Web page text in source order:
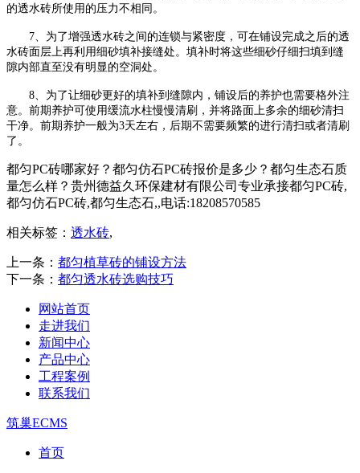
的透水砖所使用的压力不相同。
7、为了增强透水砖之间的连锁与紧密度，可在铺设完成之后的透
水砖面层上再利用细砂填补接缝处。填补时将这些细砂仔细扫填到缝
隙内部直至没有明显的空洞处。
8、为了让细砂更好的填补到缝隙内，铺设后的养护也需要格外注
意。前期养护可使用缓流水柱慢慢清刷，并将路面上多余的细砂清扫
干净。 前期养护一般为3天左右，后期不需要频繁的进行清扫或者清刷
了。
都匀PC砖哪家好？都匀仿石PC砖报价是多少？都匀生态石质
量怎么样？贵州德益久环保建材有限公司专业承接都匀PC砖,
都匀仿石PC砖,都匀生态石,,电话:18208570585
相关标签： 透水砖,
上一条： 都匀植草砖的铺设方法
下一条： 都匀透水砖选购技巧
网站首页
走进我们
新闻中心
产品中心
工程案例
联系我们
筑巢ECMS
首页